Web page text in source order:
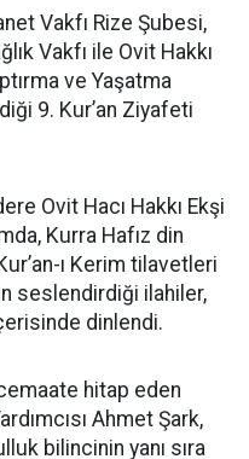
Vakfı Rize Şubesi,
Vakfı ile Ovit Hakkı
ve Yaşatma
9. Kur’an Ziyafeti
Ovit Hacı Hakkı Ekşi
Kurra Hafız din
ı Kerim tilavetleri
seslendirdiği ilahiler,
dinlendi.
hitap eden
Ahmet Şark,
bilincinin yanı sıra